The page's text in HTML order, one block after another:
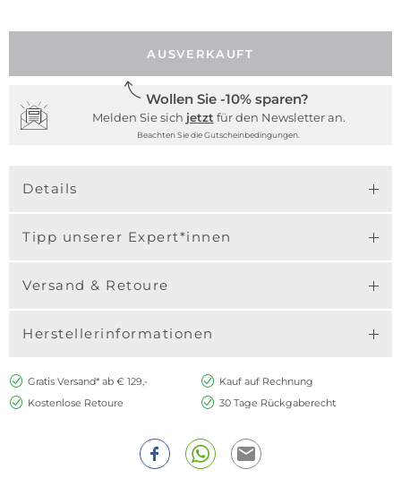
AUSVERKAUFT
Wollen Sie -10% sparen?
Melden Sie sich jetzt für den Newsletter an.
Beachten Sie die Gutscheinbedingungen.
Details
Tipp unserer Expert*innen
Versand & Retoure
Herstellerinformationen
Gratis Versand* ab € 129,-
Kauf auf Rechnung
Kostenlose Retoure
30 Tage Rückgaberecht